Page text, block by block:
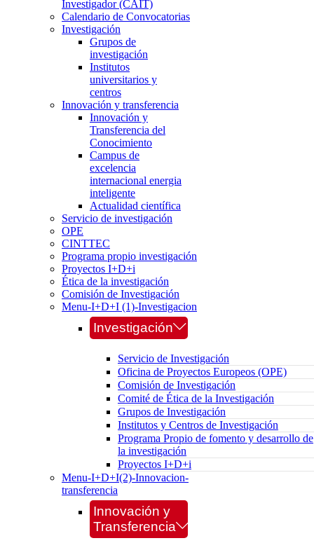
Investigador (CAIT)
Calendario de Convocatorias
Investigación
Grupos de
investigación
Institutos
universitarios y
centros
Innovación y transferencia
Innovación y
Transferencia del
Conocimiento
Campus de
excelencia
internacional energia
inteligente
Actualidad científica
Servicio de investigación
OPE
CINTTEC
Programa propio investigación
Proyectos I+D+i
Ética de la investigación
Comisión de Investigación
Menu-I+D+I (1)-Investigacion
Investigación
Servicio de Investigación
Oficina de Proyectos Europeos (OPE)
Comisión de Investigación
Comité de Ética de la Investigación
Grupos de Investigación
Institutos y Centros de Investigación
Programa Propio de fomento y desarrollo de
la investigación
Proyectos I+D+i
Menu-I+D+I(2)-Innovacion-
transferencia
Innovación y
Transferencia